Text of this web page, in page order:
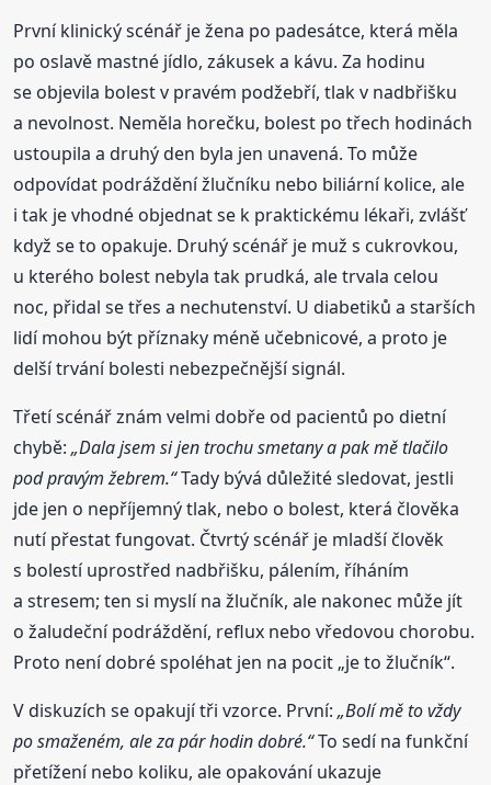
První klinický scénář je žena po padesátce, která měla
po oslavě mastné jídlo, zákusek a kávu. Za hodinu
se objevila bolest v pravém podžebří, tlak v nadbřišku
a nevolnost. Neměla horečku, bolest po třech hodinách
ustoupila a druhý den byla jen unavená. To může
odpovídat podráždění žlučníku nebo biliární kolice, ale
i tak je vhodné objednat se k praktickému lékaři, zvlášť
když se to opakuje. Druhý scénář je muž s cukrovkou,
u kterého bolest nebyla tak prudká, ale trvala celou
noc, přidal se třes a nechutenství. U diabetiků a starších
lidí mohou být příznaky méně učebnicové, a proto je
delší trvání bolesti nebezpečnější signál.
Třetí scénář znám velmi dobře od pacientů po dietní
chybě:„Dala jsem si jen trochu smetany a pak mě tlačilo
pod pravým žebrem.“Tady bývá důležité sledovat, jestli
jde jen o nepříjemný tlak, nebo o bolest, která člověka
nutí přestat fungovat. Čtvrtý scénář je mladší člověk
s bolestí uprostřed nadbřišku, pálením, říháním
a stresem; ten si myslí na žlučník, ale nakonec může jít
o žaludeční podráždění, reflux nebo vředovou chorobu.
Proto není dobré spoléhat jen na pocit „je to žlučník“.
V diskuzích se opakují tři vzorce. První:„Bolí mě to vždy
po smaženém, ale za pár hodin dobré.“To sedí na funkční
přetížení nebo koliku, ale opakování ukazuje